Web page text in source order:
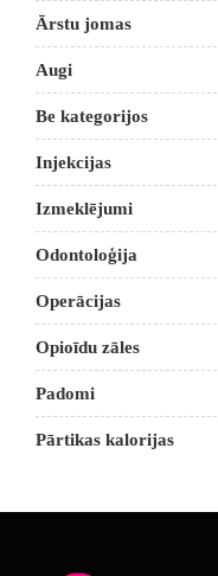
Ārstu jomas
Augi
Be kategorijos
Injekcijas
Izmeklējumi
Odontoloģija
Operācijas
Opioīdu zāles
Padomi
Pārtikas kalorijas